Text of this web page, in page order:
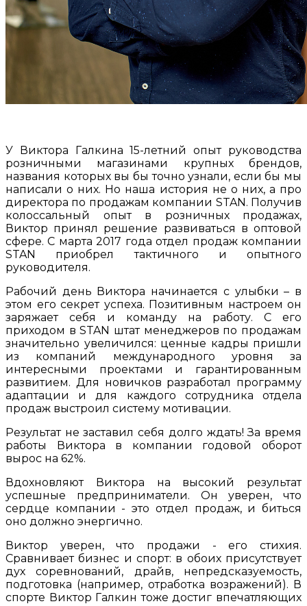
У Виктора Галкина 15-летний опыт руководства
розничными магазинами крупных брендов,
названия которых вы бы точно узнали, если бы мы
написали о них. Но наша история не о них, а про
директора по продажам компании STAN. Получив
колоссальный опыт в розничных продажах,
Виктор принял решение развиваться в оптовой
сфере. С марта 2017 года отдел продаж компании
STAN приобрел тактичного и опытного
руководителя.
Рабочий день Виктора начинается с улыбки – в
этом его секрет успеха. Позитивным настроем он
заряжает себя и команду на работу. С его
приходом в STAN штат менеджеров по продажам
значительно увеличился: ценные кадры пришли
из компаний международного уровня за
интересными проектами и гарантированным
развитием. Для новичков разработал программу
адаптации и для каждого сотрудника отдела
продаж выстроил систему мотивации. ​
Результат не заставил себя долго ждать! За время
работы Виктора в компании годовой оборот
вырос на 62%.​
Вдохновляют Виктора на высокий результат
успешные предприниматели.​ Он уверен, что
сердце компании - это отдел продаж, и биться
оно должно энергично.
Виктор уверен, что продажи - его стихия.
Сравнивает бизнес и спорт: в обоих присутствует
дух соревнований, драйв, непредсказуемость,
подготовка (например, отработка возражений). В
спорте Виктор Галкин тоже достиг впечатляющих